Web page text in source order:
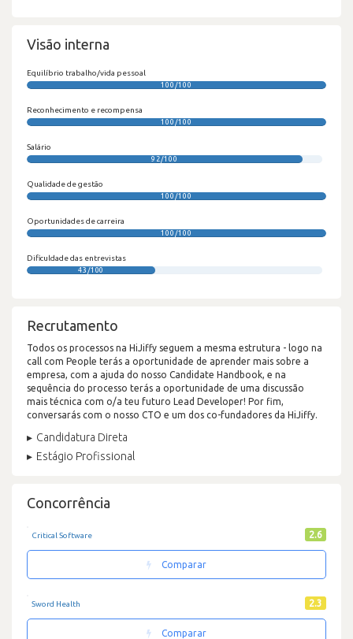
Visão interna
Equilíbrio trabalho/vida pessoal
100/100
Reconhecimento e recompensa
100/100
Salário
92/100
Qualidade de gestão
100/100
Oportunidades de carreira
100/100
Dificuldade das entrevistas
43/100
Recrutamento
Todos os processos na HiJiffy seguem a mesma estrutura - logo na
call com People terás a oportunidade de aprender mais sobre a
empresa, com a ajuda do nosso Candidate Handbook, e na
sequência do processo terás a oportunidade de uma discussão
mais técnica com o/a teu futuro Lead Developer! Por fim,
conversarás com o nosso CTO e um dos co-fundadores da HiJiffy.
Candidatura Direta
Estágio Profissional
Concorrência
Critical Software 2.6
Comparar
Sword Health 2.3
Comparar